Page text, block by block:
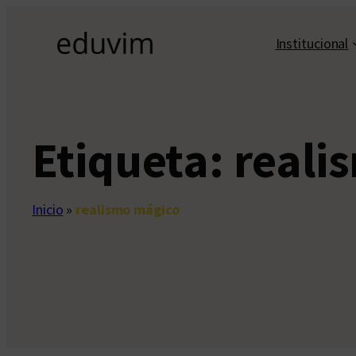
contenido
Institucional
Etiqueta:
Inicio » realismo mágico